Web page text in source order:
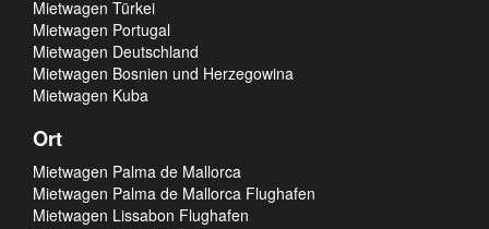
Mietwagen Türkei
Mietwagen Portugal
Mietwagen Deutschland
Mietwagen Bosnien und Herzegowina
Mietwagen Kuba
Ort
Mietwagen Palma de Mallorca
Mietwagen Palma de Mallorca Flughafen
Mietwagen Lissabon Flughafen